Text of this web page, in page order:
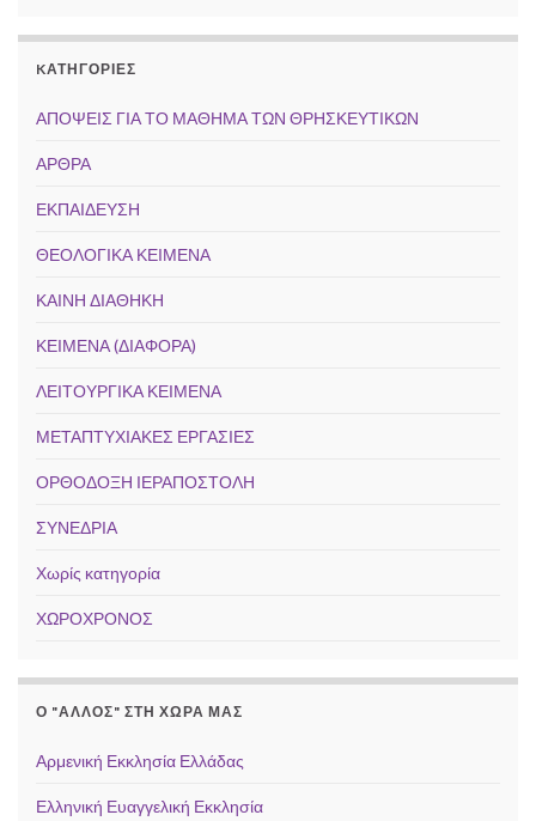
KΑΤΗΓΟΡΊΕΣ
ΑΠΟΨΕΙΣ ΓΙΑ ΤΟ ΜΑΘΗΜΑ ΤΩΝ ΘΡΗΣΚΕΥΤΙΚΩΝ
ΑΡΘΡΑ
ΕΚΠΑΙΔΕΥΣΗ
ΘΕΟΛΟΓΙΚΑ ΚΕΙΜΕΝΑ
ΚΑΙΝΗ ΔΙΑΘΗΚΗ
ΚΕΙΜΕΝΑ (ΔΙΑΦΟΡΑ)
ΛΕΙΤΟΥΡΓΙΚΑ ΚΕΙΜΕΝΑ
ΜΕΤΑΠΤΥΧΙΑΚΕΣ ΕΡΓΑΣΙΕΣ
ΟΡΘΟΔΟΞΗ ΙΕΡΑΠΟΣΤΟΛΗ
ΣΥΝΕΔΡΙΑ
Χωρίς κατηγορία
ΧΩΡΟΧΡΟΝΟΣ
Ο "ΆΛΛΟΣ" ΣΤΗ ΧΏΡΑ ΜΑΣ
Αρμενική Εκκλησία Ελλάδας
Ελληνική Ευαγγελική Εκκλησία